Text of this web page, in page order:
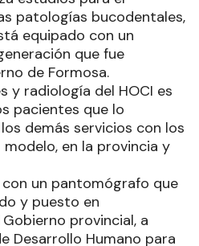
patologías bucodentales,
equipado con un
que fue
de Formosa.
y radiología del HOCI es
pacientes que lo
demás servicios con los
en la provincia y
un pantomógrafo que
y puesto en
provincial, a
Desarrollo Humano para